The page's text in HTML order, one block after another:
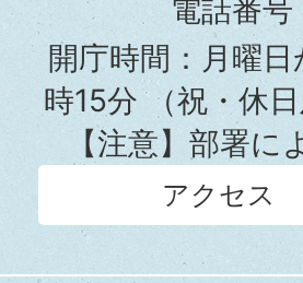
所
電話番
開庁時間：月曜
時15分（祝・休
【注意】部署
アクセス